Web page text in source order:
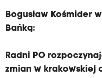
Bogusław Kośmider
Bańką:
Radni PO
zmian w krakowskiej